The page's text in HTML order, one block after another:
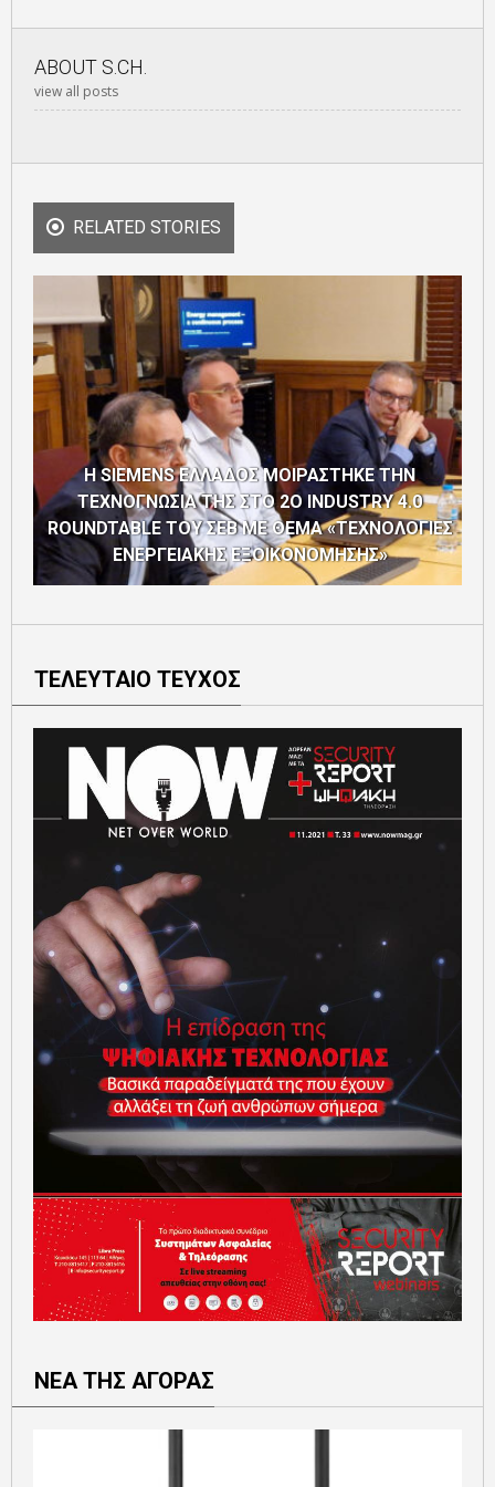
ABOUT S.CH.
view all posts
RELATED STORIES
Η SIEMENS ΕΛΛΑΔΟΣ ΜΟΙΡΑΣΤΗΚΕ ΤΗΝ
ΤΕΧΝΟΓΝΩΣΙΑ ΤΗΣ ΣΤΟ 2Ο INDUSTRY 4.0
ROUNDTABLE ΤΟΥ ΣΕΒ ΜΕ ΘΕΜΑ «ΤΕΧΝΟΛΟΓΙΕΣ
ΕΝΕΡΓΕΙΑΚΗΣ ΕΞΟΙΚΟΝΟΜΗΣΗΣ»
ΤΕΛΕΥΤΑΙΟ ΤΕΥΧΟΣ
ΝΕΑ ΤΗΣ ΑΓΟΡΑΣ